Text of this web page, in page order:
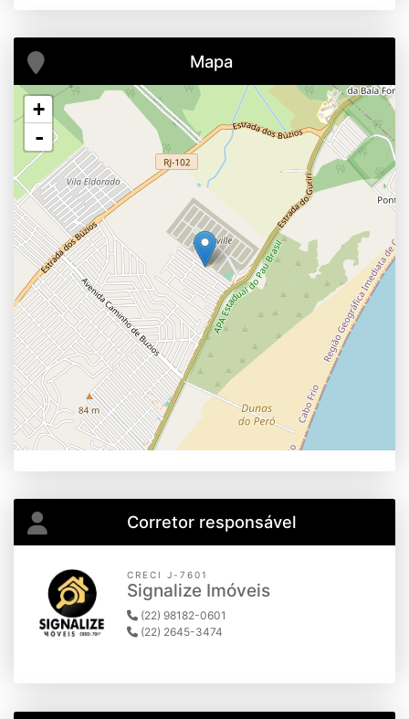
Mapa
+
-
Corretor responsável
CRECI J-7601
Signalize Imóveis
(22) 98182-0601
(22) 2645-3474